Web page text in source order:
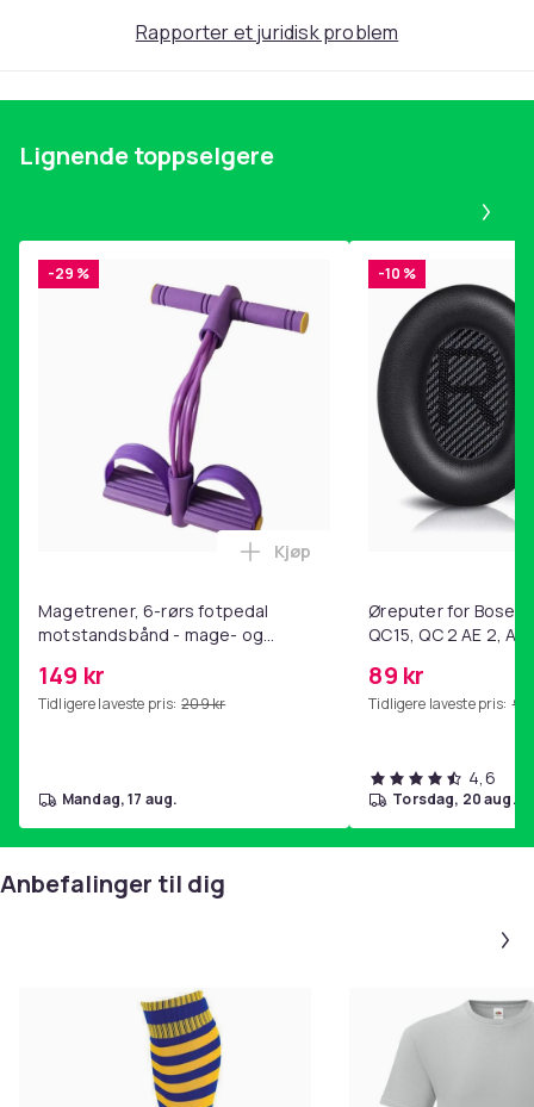
Artikkel nr.
Produktsikkerhetsinformasjon
Rapporter et juridisk problem
Lignende toppselgere
-29 %
Magetrener, 6-rørs fotpedal
motstandsbånd - mage- og
hjemmegymnastikk Purple
149 kr
Tidligere laveste pris: 209 kr
Legg Magetrener, 6-rørs
Kjøp
mandag, 17 aug.
-10 %
Øreputer for Bose
QC15, QC 2 AE 2, AE
89 kr
Tidligere laveste pris: 99
4,6
torsdag, 20 aug.
Anbefalinger til dig